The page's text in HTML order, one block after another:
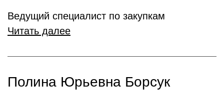
Ведущий специалист по закупкам
Читать далее
Полина Юрьевна Борсук